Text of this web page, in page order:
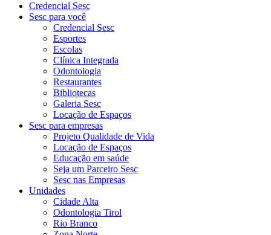
Credencial Sesc
Sesc para você
Credencial Sesc
Esportes
Escolas
Clínica Integrada
Odontologia
Restaurantes
Bibliotecas
Galeria Sesc
Locação de Espaços
Sesc para empresas
Projeto Qualidade de Vida
Locação de Espaços
Educação em saúde
Seja um Parceiro Sesc
Sesc nas Empresas
Unidades
Cidade Alta
Odontologia Tirol
Rio Branco